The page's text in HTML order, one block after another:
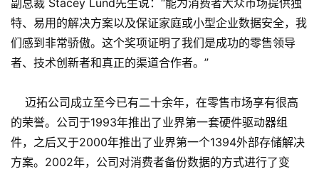
副总裁 Stacey Lund先生说：“能为消费者大众市场提供独
特、易用的解决方案以及保证家庭或小型企业数据安全，我
们感到非常骄傲。这个奖项证明了我们是成功的零售领导
者、技术创新者和真正的渠道合作者。”
迈拓公司成立至今已有二十余年，在零售市场享有很高
的荣誉。公司于1993年推出了业界第一套硬件驱动器组
件，之后又于2000年推出了业界第一个1394外部存储解决
方案。2002年，公司对消费者备份数据的方式进行了变